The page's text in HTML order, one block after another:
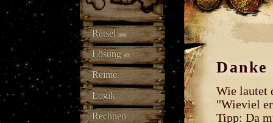
Rätselneu
Lösung alt
Reime
Logik
Rechnen
Wie lautet
"Wieviel
Tipp: Da